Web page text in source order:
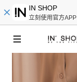
IN SHOP
立刻使用官方APP